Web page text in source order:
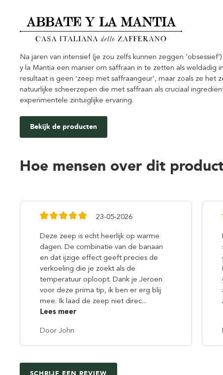
Na jaren van intensief (je zou zelfs kunnen zeggen
y la Mantia een manier om saffraan in te zetten als weldadig
resultaat is geen ‘zeep met saffraangeur’, maar zoals ze het
natuurlijke scheerzepen die met saffraan als cruciaal
experimentele zintuiglijke ervaring.
Bekijk de producten
Hoe mensen over dit
23-05-2026
Deze zeep is echt heerlijk op warme
dagen. De combinatie van de banaan
en dat ijzige effect geeft precies de
verkoeling die je zoekt als de
temperatuur oploopt. Dank je Jeroen
voor deze prima tip, ik ben er erg blij
mee. Ik laad de zeep niet direc...
Lees meer
Door John
SCHRIJF EEN REVIEW